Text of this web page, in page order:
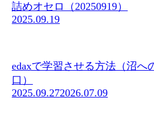
詰めオセロ（20250919）
2025.09.19
edaxで学習させる方法（沼へ
口）
2025.09.272026.07.09